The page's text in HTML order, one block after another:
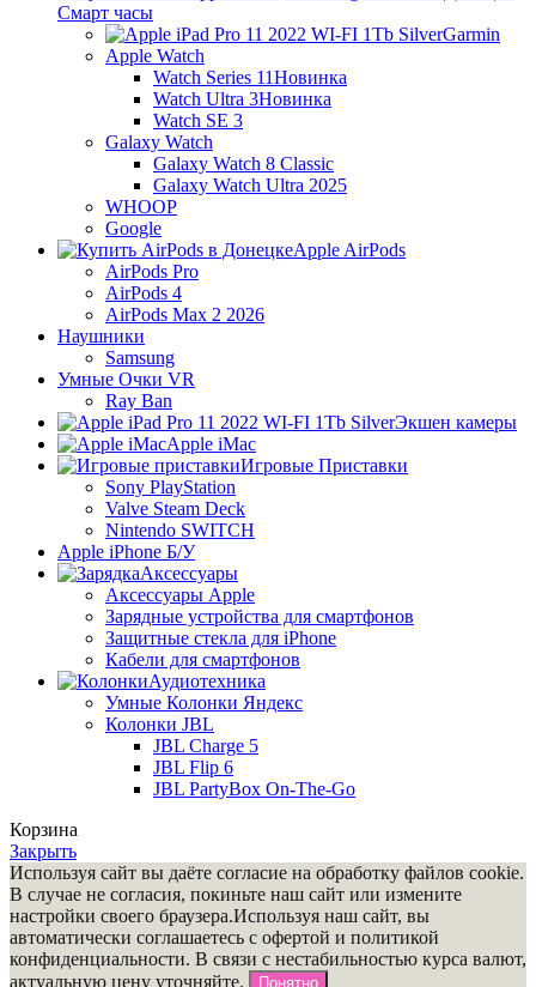
Смарт часы
Garmin
Apple Watch
Watch Series 11Новинка
Watch Ultra 3Новинка
Watch SE 3
Galaxy Watch
Galaxy Watch 8 Classic
Galaxy Watch Ultra 2025
WHOOP
Google
Apple AirPods
AirPods Pro
AirPods 4
AirPods Max 2 2026
Наушники
Samsung
Умные Очки VR
Ray Ban
Экшен камеры
Apple iMac
Игровые Приставки
Sony PlayStation
Valve Steam Deck
Nintendo SWITCH
Apple iPhone Б/У
Аксессуары
Аксессуары Apple
Зарядные устройства для смартфонов
Защитные стекла для iPhone
Кабели для смартфонов
Аудиотехника
Умные Колонки Яндекс
Колонки JBL
JBL Charge 5
JBL Flip 6
JBL PartyBox On-The-Go
Корзина
Закрыть
Используя сайт вы даёте согласие на обработку файлов cookie.
В случае не согласия, покиньте наш сайт или измените
настройки своего браузера.Используя наш сайт, вы
автоматически соглашаетесь с офертой и политикой
конфиденциальности. В связи c нестабильностью курса валют,
актуальную цену уточняйте.
Понятно